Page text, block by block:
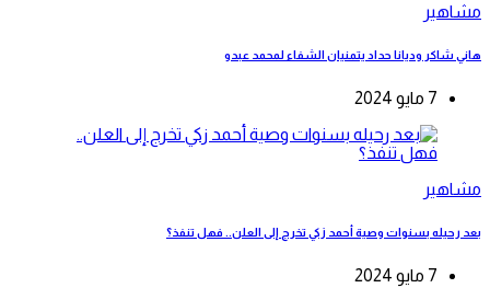
مشاهير
هاني شاكر وديانا حداد يتمنيان الشفاء لمحمد عبدو
7 مايو 2024
مشاهير
بعد رحيله بسنوات وصية أحمد زكي تخرج إلى العلن.. فهل تنفذ؟
7 مايو 2024